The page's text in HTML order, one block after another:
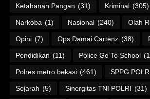
Ketahanan Pangan (31) Kriminal (305)
Narkoba (1) Nasional (240) Olah
Opini (7) Ops Damai Cartenz (38)
Pendidikan (11) Police Go To School
Polres metro bekasi (461) SPPG
Sejarah (5) Sinergitas TNI POLRI (31)